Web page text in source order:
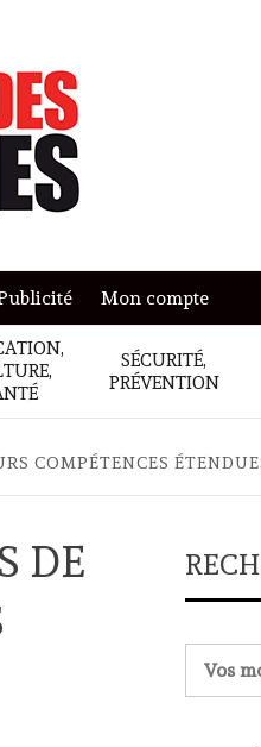
Mon compte
SÉCURITÉ,
PRÉVENTION
COMPÉTENCES
DE